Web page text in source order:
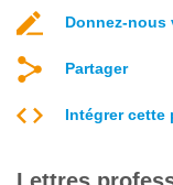
Donnez-nous
Partager
Intégrer cette